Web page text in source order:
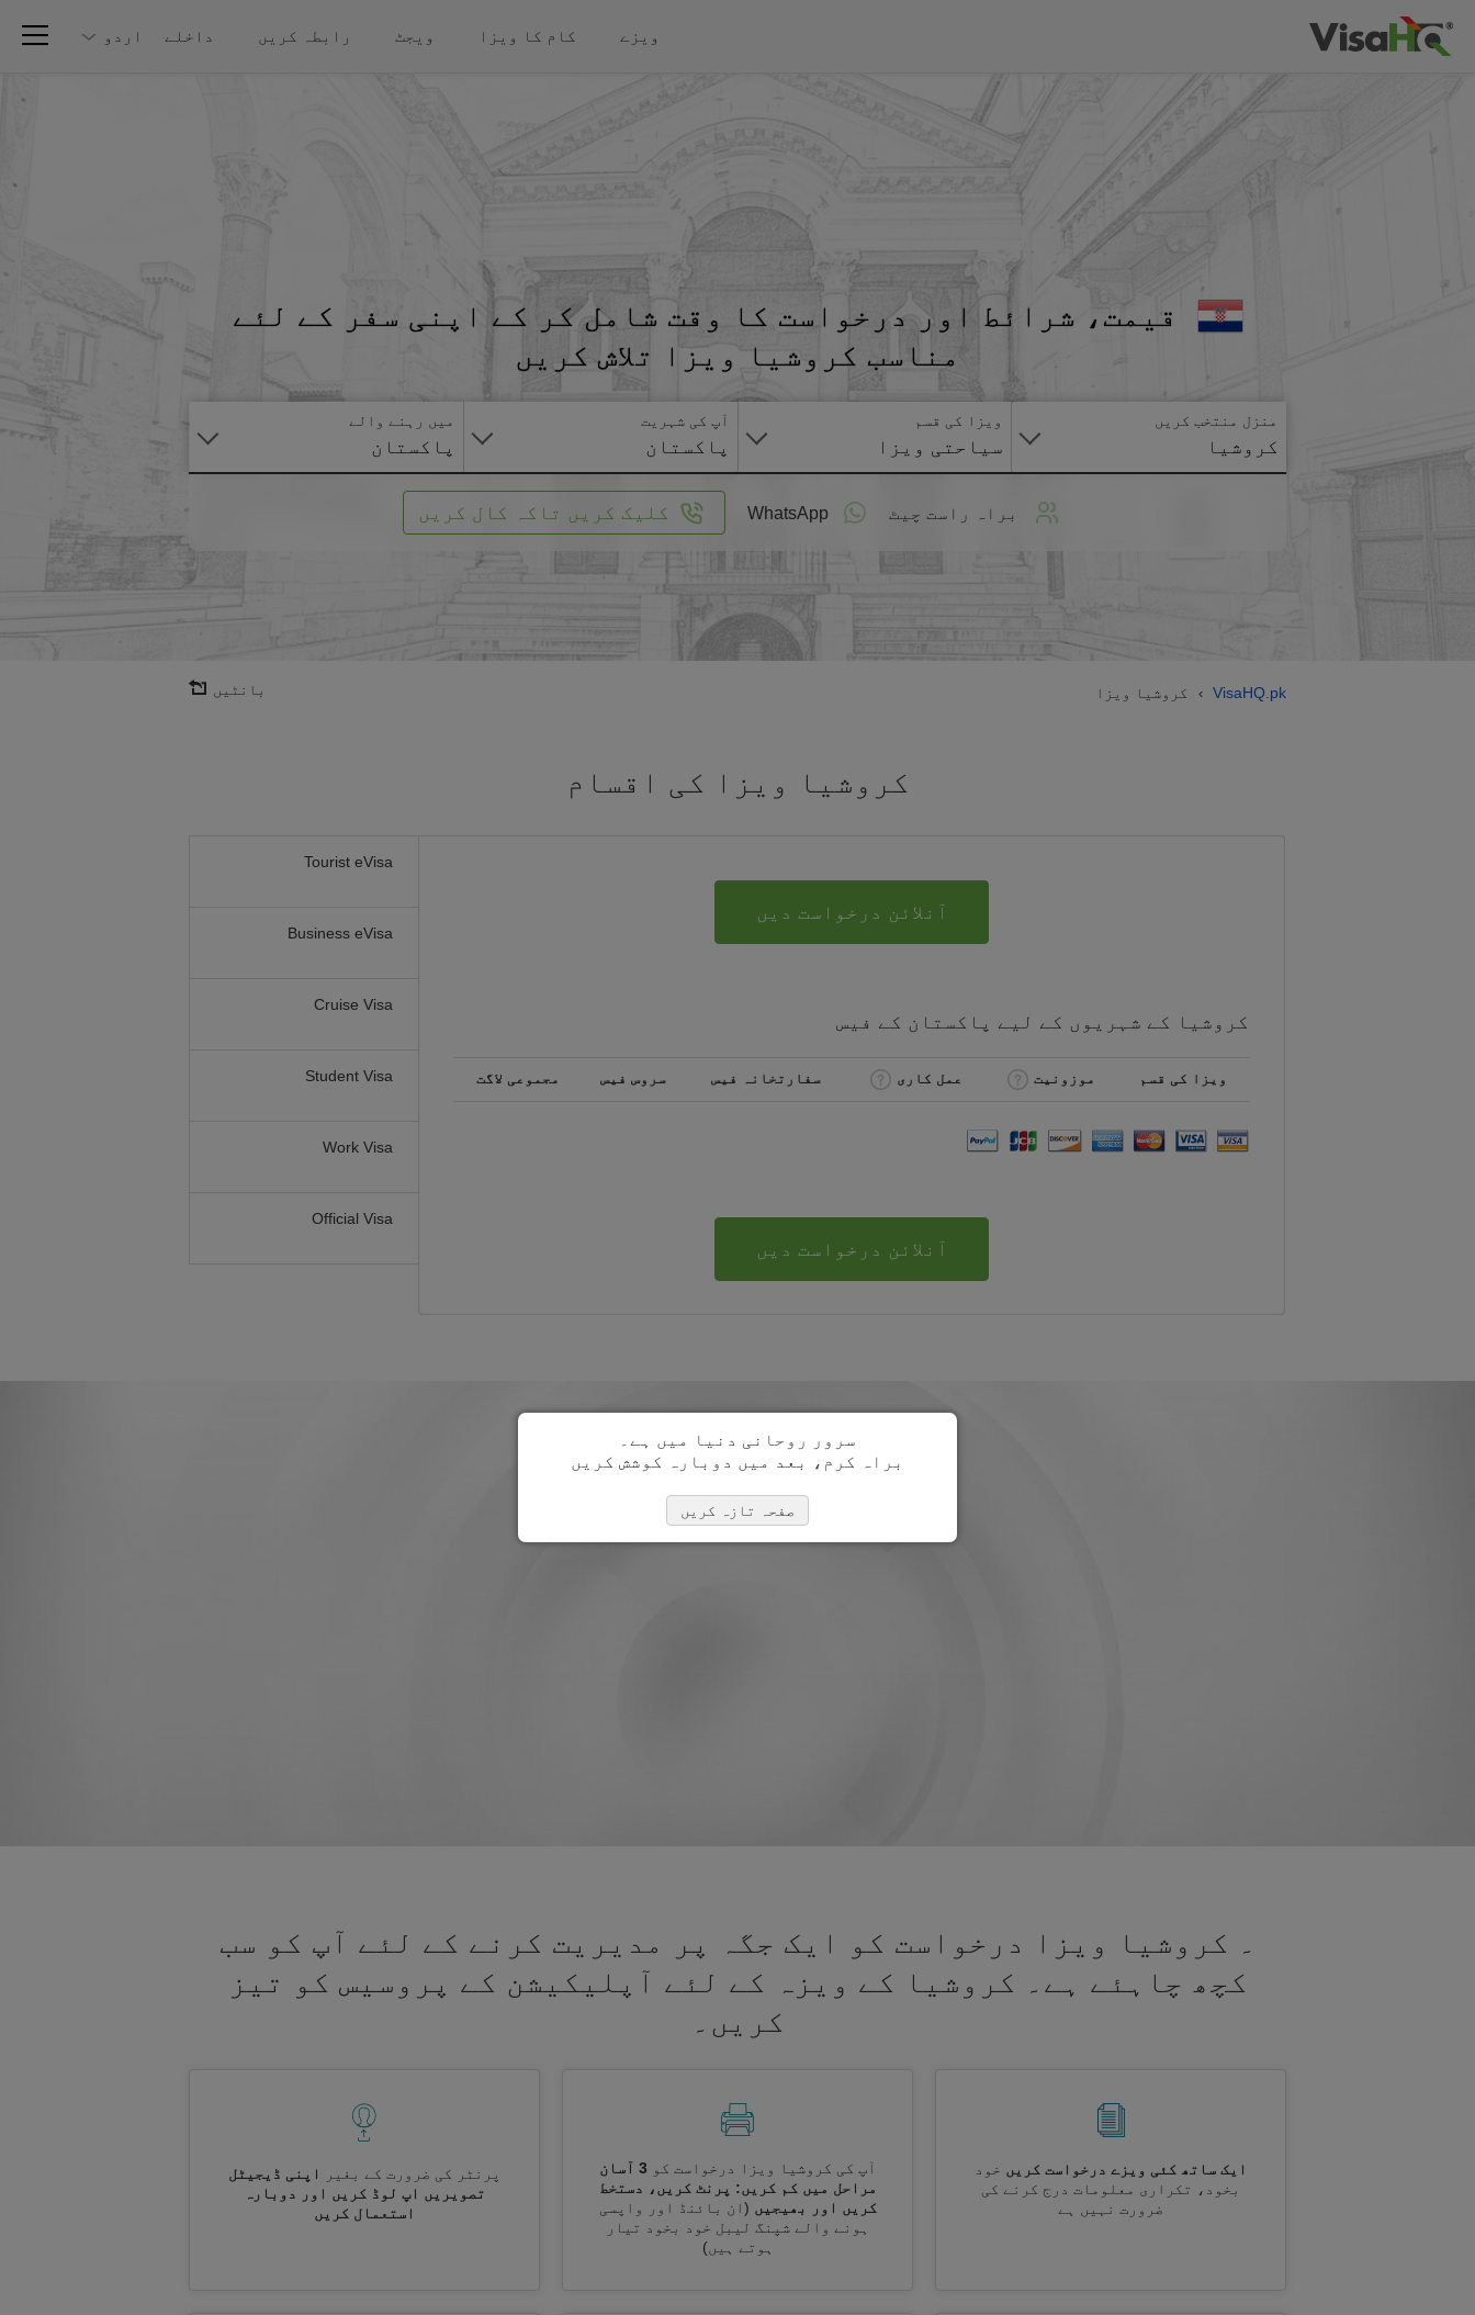
ویزے کام کا ویزا ویجٹ رابطہ کریں داخلے اردو
قیمت، شرائط اور درخواست کا وقت شامل کر کے اپنی سفر کے لئے
مناسب کروشیا ویزا تلاش کریں
منزل منتخب کریں
کروشیا
ویزا کی قسم
سیاحتی ویزا
آپ کی شہریت
پاکستان
میں رہنے والے
پاکستان
آنلائن
درخواست
دیں
براہ راست چیٹ WhatsApp کلیک کریں تاکہ کال کریں
VisaHQ.pk
› کروشیا ویزا بانٹیں
کروشیا ویزا کی اقسام
Tourist eVisa
Business eVisa
Cruise Visa
Student Visa
Work Visa
Official Visa
آنلائن درخواست دیں
کروشیا کے شہریوں کے لیے پاکستان کے فیس
ویزا کی قسم موزونیت عمل کاری سفارتخانہ فیس سروس فیس مجموعی لاگت
آنلائن درخواست دیں
۔ کروشیا ویزا درخواست کو ایک جگہ پر مدیریت کرنے کے لئے آپ کو سب
کچھ چاہئے ہے۔ کروشیا کے ویزہ کے لئے آپلیکیشن کے پروسیس کو تیز
کریں۔
ایک ساتھ کئی ویزے درخواست کریں خود
بخود، تکراری معلومات درج کرنے کی
ضرورت نہیں ہے
آپ کی کروشیا ویزا درخواست کو
3 آسان
مراحل میں کم کریں: پرنٹ کریں، دستخط
کریں اور بھیجیں (ان بائنڈ اور واپسی
ہونے والے شپنگ لیبل خود بخود تیار
ہوتے ہیں)
پرنٹر کی ضرورت کے بغیر
اپنی ڈیجیٹل
تصویریں اپ لوڈ کریں اور دوبارہ
استعمال کریں
سرور روحانی دنیا میں ہے۔
براہ کرم، بعد میں دوبارہ کوشش کریں
صفحہ تازہ کریں